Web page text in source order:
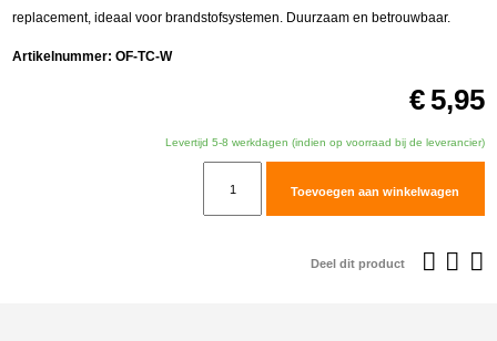
Artikelnummer:OF-TC-W
replacement, ideaal voor brandstofsystemen. Duurzaam en betrouwbaar.
€ 5,95
Levertijd 5-8 werkdagen (indien op voorraad bij de leverancier)
Toevoegen aan winkelwagen
Deel dit product